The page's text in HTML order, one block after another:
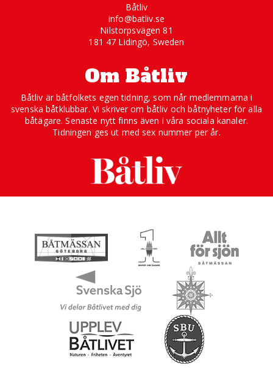
Båtliv
info@batliv.se
Nilstorpsvägen 81
181 47 Lidingö, Sweden
Om Båtliv
Båtliv är båtfolkets egen tidning, som når medlemmarna i
svenska båtklubbar. Vi skriver om båtliv och båtnyheter för alla
båtägare. Senaste nytt finns även i våra sociala kanaler.
Tidningen ges ut med sex nummer per år.